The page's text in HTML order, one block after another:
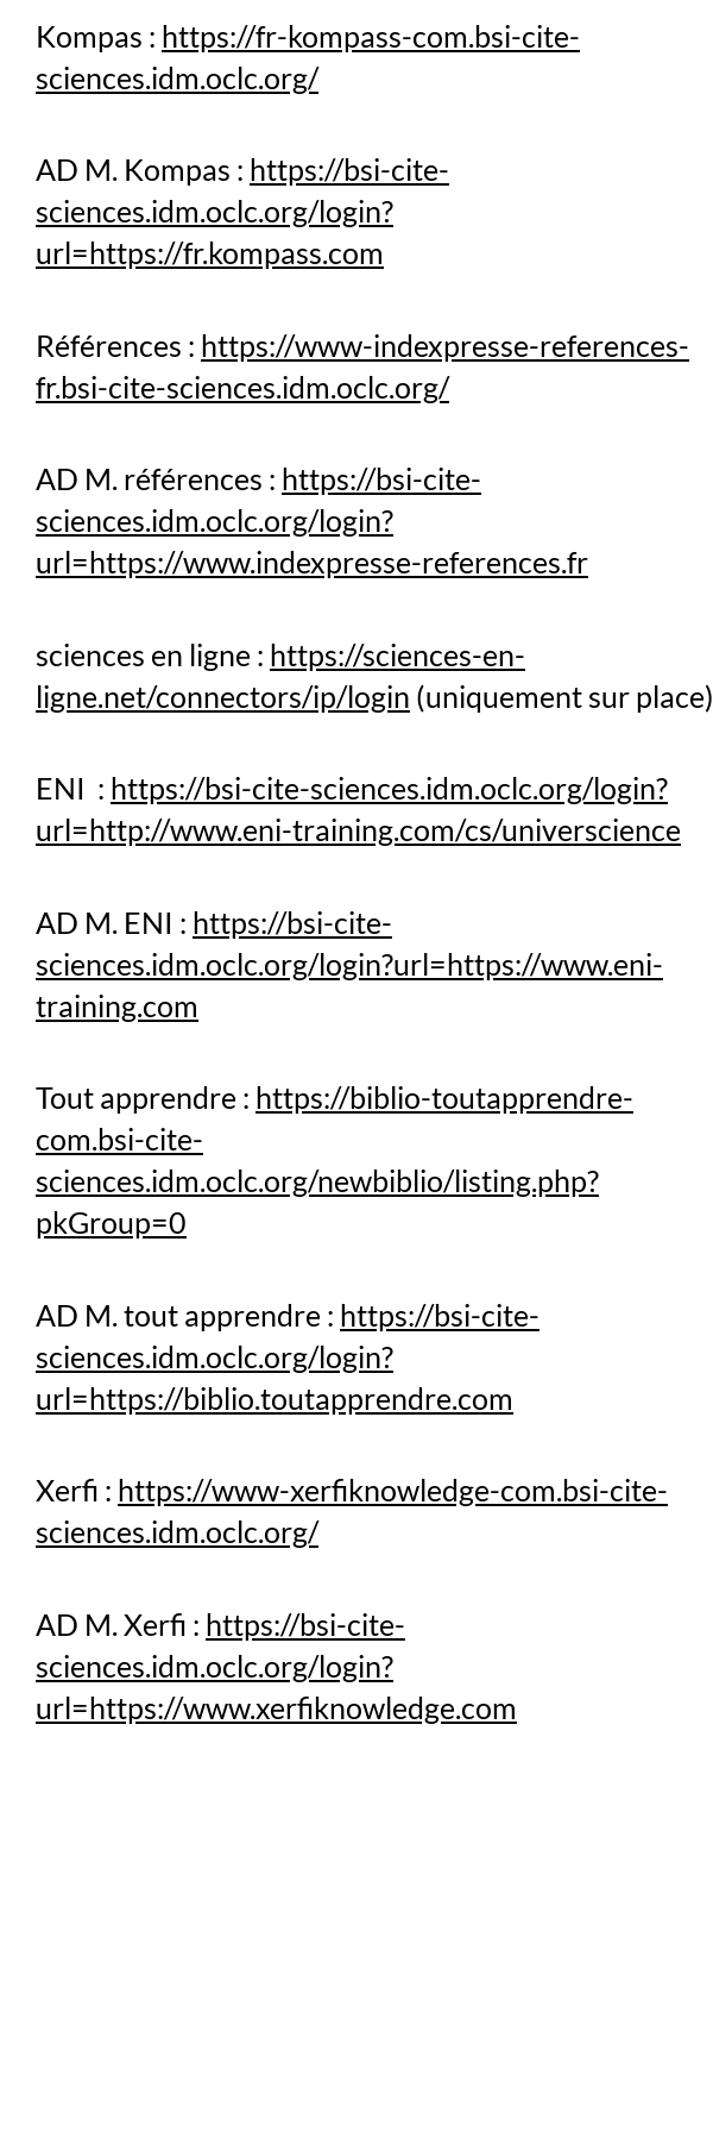
Kompas : https://fr-kompass-com.bsi-cite-
sciences.idm.oclc.org/
AD M. Kompas : https://bsi-cite-
sciences.idm.oclc.org/login?
url=https://fr.kompass.com
Références : https://www-indexpresse-references-
fr.bsi-cite-sciences.idm.oclc.org/
AD M. références : https://bsi-cite-
sciences.idm.oclc.org/login?
url=https://www.indexpresse-references.fr
sciences en ligne : https://sciences-en-
ligne.net/connectors/ip/login (uniquement sur place)
ENI : https://bsi-cite-sciences.idm.oclc.org/login?
url=http://www.eni-training.com/cs/universcience
AD M. ENI : https://bsi-cite-
sciences.idm.oclc.org/login?url=https://www.eni-
training.com
Tout apprendre : https://biblio-toutapprendre-
com.bsi-cite-
sciences.idm.oclc.org/newbiblio/listing.php?
pkGroup=0
AD M. tout apprendre : https://bsi-cite-
sciences.idm.oclc.org/login?
url=https://biblio.toutapprendre.com
Xerfi : https://www-xerfiknowledge-com.bsi-cite-
sciences.idm.oclc.org/
AD M. Xerfi : https://bsi-cite-
sciences.idm.oclc.org/login?
url=https://www.xerfiknowledge.com